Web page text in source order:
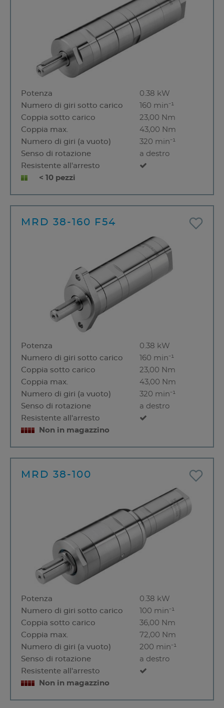
Potenza
0.38 kW
Numero di giri sotto carico
160 min⁻¹
Coppia sotto carico
23,00 Nm
Coppia max.
43,00 Nm
Numero di giri (a vuoto)
320 min⁻¹
Senso di rotazione
a destro
Resistente all'arresto
< 10 pezzi
MRD 38-160 F54
Potenza
0.38 kW
Numero di giri sotto carico
160 min⁻¹
Coppia sotto carico
23,00 Nm
Coppia max.
43,00 Nm
Numero di giri (a vuoto)
320 min⁻¹
Senso di rotazione
a destro
Resistente all'arresto
Non in magazzino
MRD 38-100
Potenza
0.38 kW
Numero di giri sotto carico
100 min⁻¹
Coppia sotto carico
36,00 Nm
Coppia max.
72,00 Nm
Numero di giri (a vuoto)
200 min⁻¹
Senso di rotazione
a destro
Resistente all'arresto
Non in magazzino